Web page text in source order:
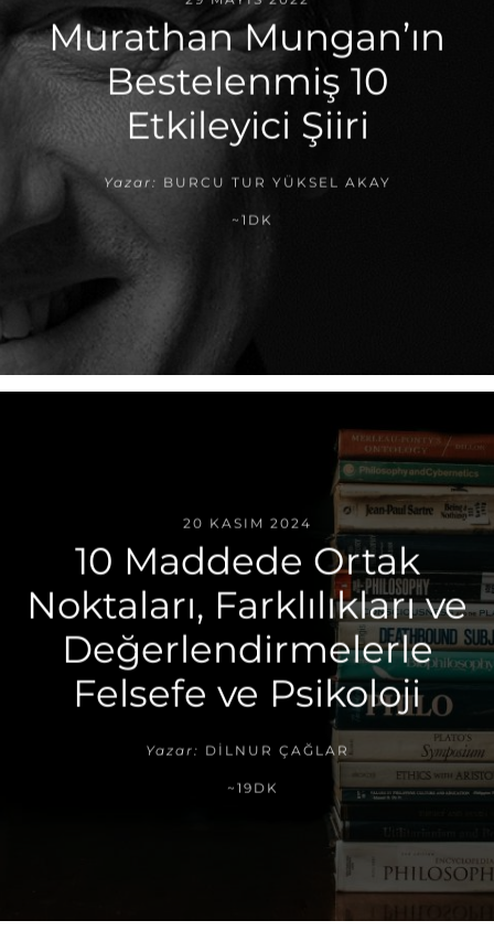
Murathan Mungan’ın
Bestelenmiş 10
Etkileyici Şiiri
Yazar: BURCU TUR YÜKSEL AKAY
~1DK
20 KASIM 2024
10 Maddede Ortak
Noktaları, Farklılıkları ve
Değerlendirmelerle
Felsefe ve Psikoloji
Yazar: DILNUR ÇAĞLAR
~19DK